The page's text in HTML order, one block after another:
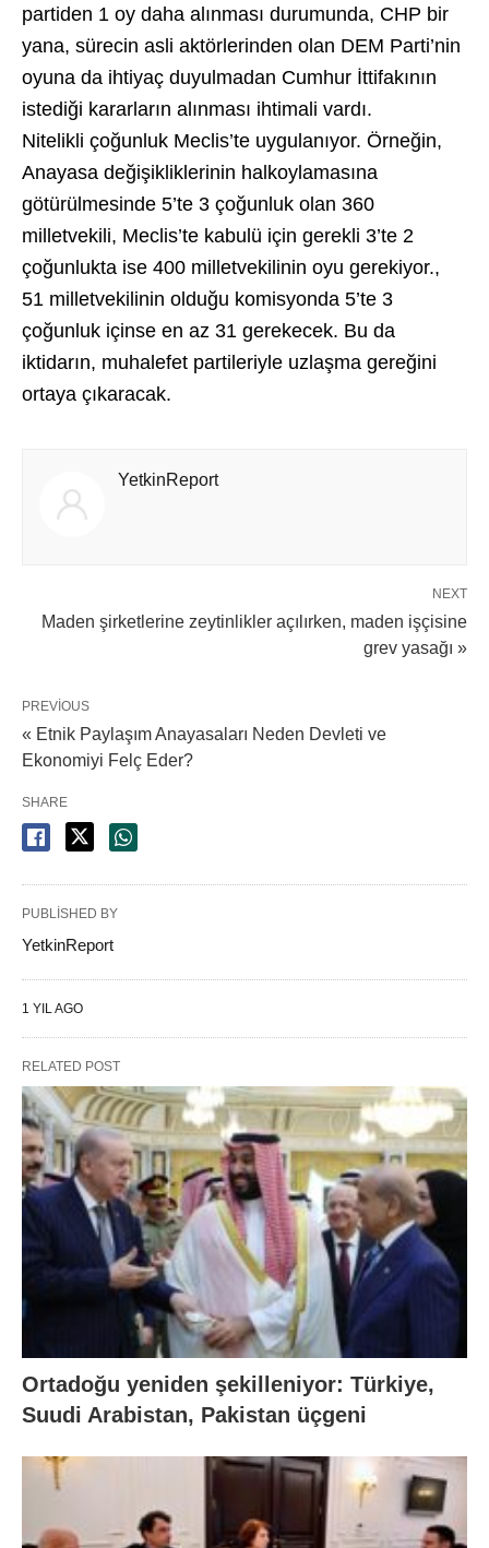
partiden 1 oy daha alınması durumunda, CHP bir
yana, sürecin asli aktörlerinden olan DEM Parti’nin
oyuna da ihtiyaç duyulmadan Cumhur İttifakının
istediği kararların alınması ihtimali vardı.
Nitelikli çoğunluk Meclis’te uygulanıyor. Örneğin,
Anayasa değişikliklerinin halkoylamasına
götürülmesinde 5’te 3 çoğunluk olan 360
milletvekili, Meclis’te kabulü için gerekli 3’te 2
çoğunlukta ise 400 milletvekilinin oyu gerekiyor.,
51 milletvekilinin olduğu komisyonda 5’te 3
çoğunluk içinse en az 31 gerekecek. Bu da
iktidarın, muhalefet partileriyle uzlaşma gereğini
ortaya çıkaracak.
YetkinReport
NEXT
Maden şirketlerine zeytinlikler açılırken, maden işçisine
grev yasağı »
PREVIOUS
« Etnik Paylaşım Anayasaları Neden Devleti ve
Ekonomiyi Felç Eder?
SHARE
PUBLISHED BY
YetkinReport
1 YIL AGO
RELATED POST
Ortadoğu yeniden şekilleniyor: Türkiye,
Suudi Arabistan, Pakistan üçgeni